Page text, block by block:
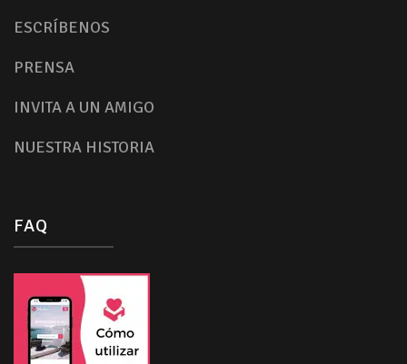
ESCRÍBENOS
PRENSA
INVITA A UN AMIGO
NUESTRA HISTORIA
FAQ